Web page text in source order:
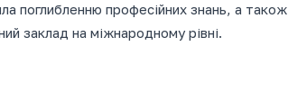
поглибленню професійних знань, а також
заклад на міжнародному рівні.